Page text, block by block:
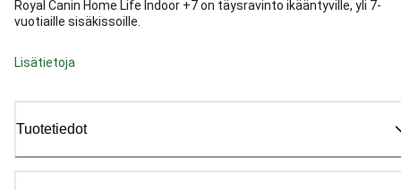
Royal Canin Home Life Indoor +7 on täysravinto ikääntyville, yli 7-
vuotiaille sisäkissoille.
Lisätietoja
Tuotetiedot